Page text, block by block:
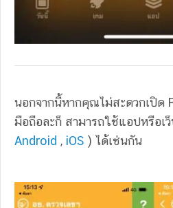
นอกจากนี้หากคุณไม่สะดวกเปิด
มือถือละก็ สามารถใช้แอปหรือเ
Android , iOS ) ได้เช่นกัน